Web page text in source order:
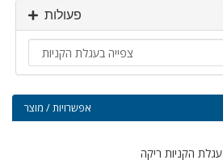
פעולות
אפשרויות / מוצר
עגלת הקניות ריקה